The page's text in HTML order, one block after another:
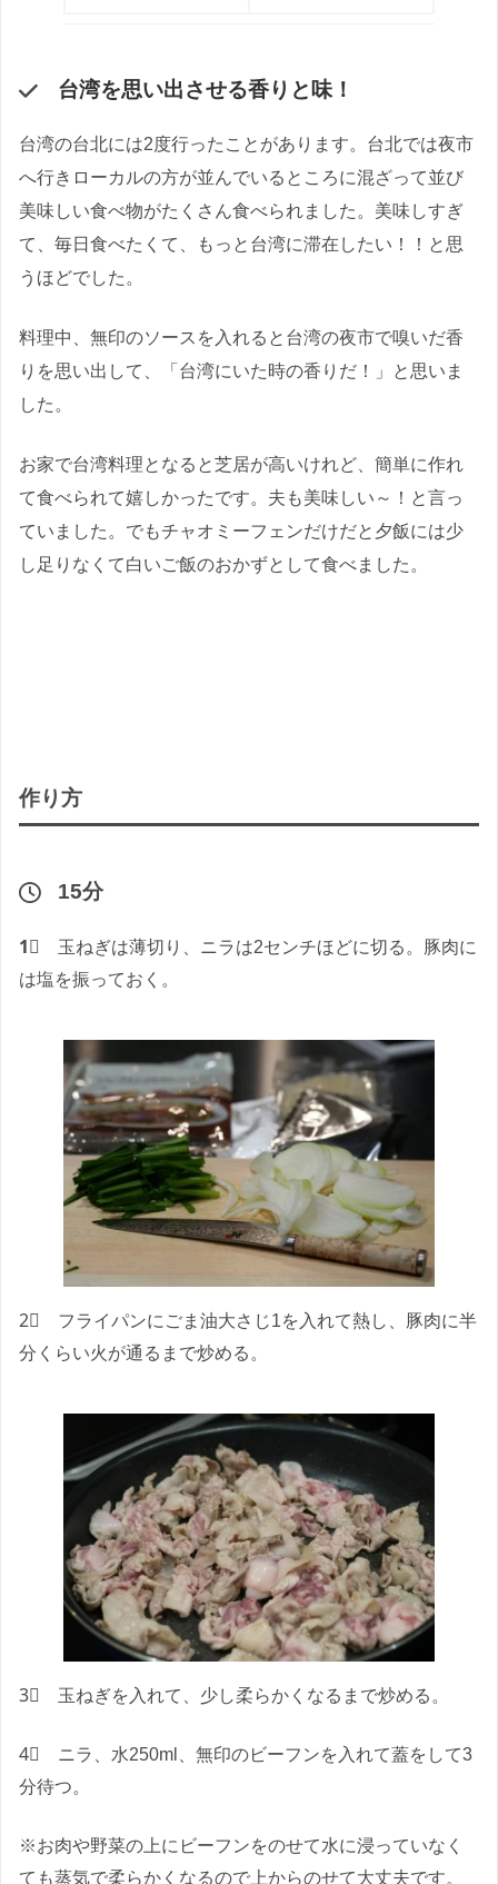
台湾を思い出させる香りと味！
台湾の台北には2度行ったことがあります。台北では夜市
へ行きローカルの方が並んでいるところに混ざって並び
美味しい食べ物がたくさん食べられました。美味しすぎ
て、毎日食べたくて、もっと台湾に滞在したい！！と思
うほどでした。
料理中、無印のソースを入れると台湾の夜市で嗅いだ香
りを思い出して、「台湾にいた時の香りだ！」と思いま
した。
お家で台湾料理となると芝居が高いけれど、簡単に作れ
て食べられて嬉しかったです。夫も美味しい～！と言っ
ていました。でもチャオミーフェンだけだと夕飯には少
し足りなくて白いご飯のおかずとして食べました。
作り方
15分
1⃣
玉ねぎは薄切り、ニラは2センチほどに切る。豚肉に
は塩を振っておく。
2⃣ フライパンにごま油大さじ1を入れて熱し、豚肉に半
分くらい火が通るまで炒める。
3⃣ 玉ねぎを入れて、少し柔らかくなるまで炒める。
4⃣ ニラ、水250ml、無印のビーフンを入れて蓋をして3
分待つ。
※お肉や野菜の上にビーフンをのせて水に浸っていなく
ても蒸気で柔らかくなるので上からのせて大丈夫です。